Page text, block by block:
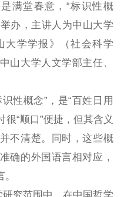
满堂春意，“标识性概
办，主讲人为中山大学
大学学报》（社会科学
山大学人文学部主任、
性概念”，是“百姓日用
很“顺口”便捷，但其含义
不清楚。同时，这些概
确的外国语言相对应，